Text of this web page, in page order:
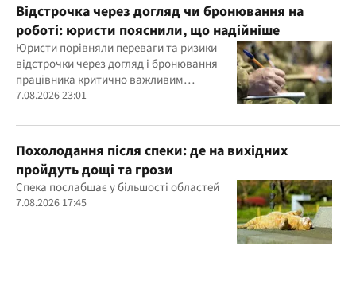
Відстрочка через догляд чи бронювання на
роботі: юристи пояснили, що надійніше
Юристи порівняли переваги та ризики
відстрочки через догляд і бронювання
працівника критично важливим
підприємством
7.08.2026 23:01
Похолодання після спеки: де на вихідних
пройдуть дощі та грози
Спека послабшає у більшості областей
7.08.2026 17:45